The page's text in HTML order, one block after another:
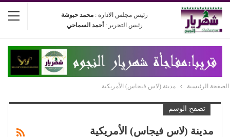
رئيس مجلس الادارة : محمد حبوشة
رئيس التحرير : أحمد السماحي
الصفحة الرئيسية مدينة (لاس فيجاس) الأمريكية
تصفح الوسم
مدينة (لاس فيجاس) الأمريكية